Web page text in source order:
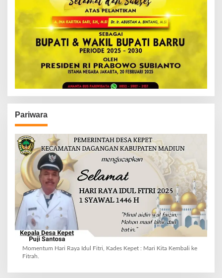
Pariwara
Momentum Hari Raya Idul Fitri, Kades Kepet : Mari Kita Kembali ke
Fitrah.